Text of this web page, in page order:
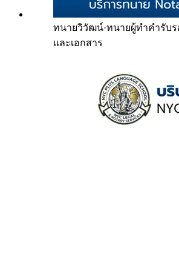
ทนายวิวัฒน์·ทนายผู้ทำคำรับ
และเอกสาร